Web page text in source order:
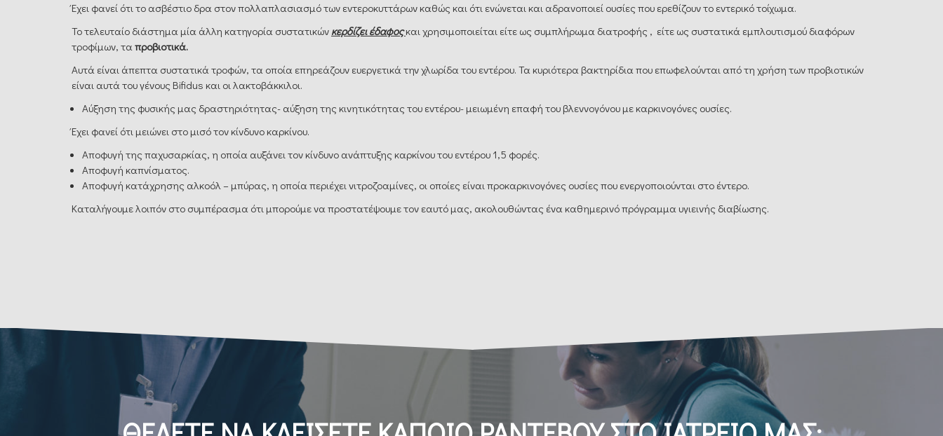
Έχει φανεί ότι το ασβέστιο δρα στον πολλαπλασιασμό των εντεροκυττάρων καθώς και ότι ενώνεται και αδρανοποιεί ουσίες που ερεθίζουν το εντερικό τοίχωμα.
Το τελευταίο διάστημα μία άλλη κατηγορία συστατικών κερδίζει έδαφοςκαι χρησιμοποιείται είτε ως συμπλήρωμα διατροφής , είτε ως συστατικά εμπλουτισμού διαφόρων
τροφίμων, ταπροβιοτικά.
Αυτά είναι άπεπτα συστατικά τροφών, τα οποία επηρεάζουν ευεργετικά την χλωρίδα του εντέρου. Τα κυριότερα βακτηρίδια που επωφελούνται από τη χρήση των προβιοτικών
είναι αυτά του γένους Bifidus και οι λακτοβάκκιλοι.
Αύξηση της φυσικής μας δραστηριότητας- αύξηση της κινητικότητας του εντέρου- μειωμένη επαφή του βλεννογόνου με καρκινογόνες ουσίες.
Έχει φανεί ότι μειώνει στο μισό τον κίνδυνο καρκίνου.
Αποφυγή της παχυσαρκίας, η οποία αυξάνει τον κίνδυνο ανάπτυξης καρκίνου του εντέρου 1,5 φορές.
Αποφυγή καπνίσματος.
Αποφυγή κατάχρησης αλκοόλ – μπύρας, η οποία περιέχει νιτροζοαμίνες, οι οποίες είναι προκαρκινογόνες ουσίες που ενεργοποιούνται στο έντερο.
Καταλήγουμε λοιπόν στο συμπέρασμα ότι μπορούμε να προστατέψουμε τον εαυτό μας, ακολουθώντας ένα καθημερινό πρόγραμμα υγιεινής διαβίωσης.